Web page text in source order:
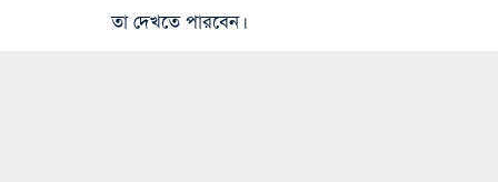
তা দেখতে পারবেন।